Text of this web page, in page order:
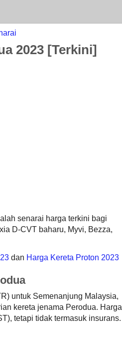
2023 [Terkini]
senarai harga terkini bagi
D-CVT baharu, Myvi, Bezza,
dan Harga Kereta Proton 2023
untuk Semenanjung Malaysia,
kereta jenama Perodua. Harga
tetapi tidak termasuk insurans.